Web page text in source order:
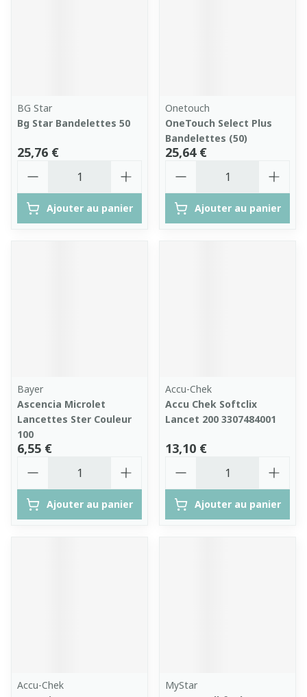
BG Star
Bg Star Bandelettes 50
25,76 €
Ajouter au panier
Onetouch
OneTouch Select Plus
Bandelettes (50)
25,64 €
Ajouter au panier
Bayer
Ascencia Microlet
Lancettes Ster Couleur
100
6,55 €
Ajouter au panier
Accu-Chek
Accu Chek Softclix
Lancet 200 3307484001
13,10 €
Ajouter au panier
Accu-Chek
MyStar